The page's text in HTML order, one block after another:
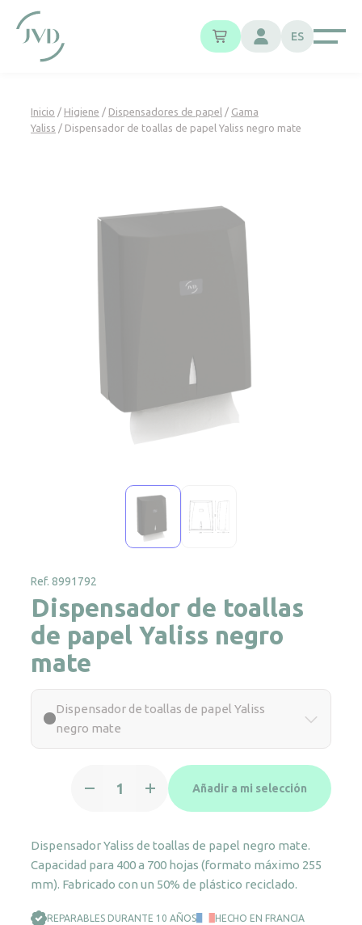
ES
Inicio / Higiene / Dispensadores de papel / Gama
Yaliss / Dispensador de toallas de papel Yaliss negro mate
Ref. 8991792
Dispensador de toallas
de papel Yaliss negro
mate
Dispensador de toallas de papel Yaliss
negro mate
papel
Yaliss
negro
Añadir a mi selección
Dispensador Yaliss de toallas de papel negro mate.
Capacidad para 400 a 700 hojas (formato máximo 255
mm). Fabricado con un 50% de plástico reciclado.
REPARABLES DURANTE 10 AÑOS HECHO EN FRANCIA
Panel de gestión de cookies